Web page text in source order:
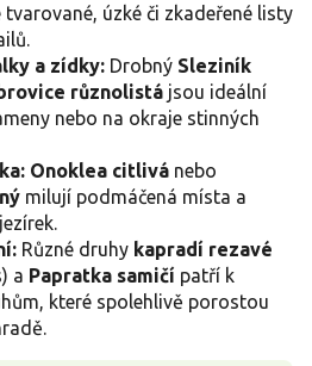
tvarované, úzké či zkadeřené listy
a zídky: Drobný Sleziník
různolistá jsou ideální
nebo na okraje stinných
Onoklea citlivá nebo
milují podmáčená místa a
Různé druhy kapradí rezavé
a Papratka samičí patří k
které spolehlivě porostou